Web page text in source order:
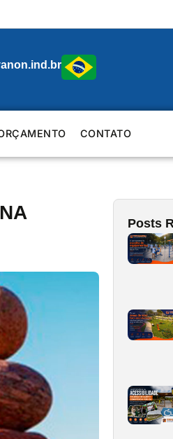
CONTATO
Posts